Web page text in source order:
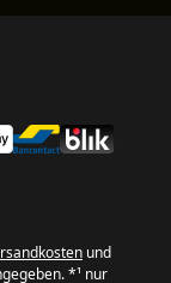
und
*¹ nur